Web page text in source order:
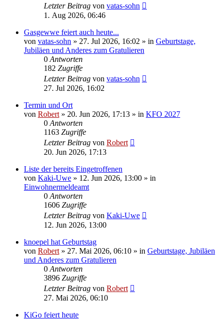
Letzter Beitrag von vatas-sohn
1. Aug 2026, 06:46
Gasgewwe feiert auch heute...
von vatas-sohn » 27. Jul 2026, 16:02 » in Geburtstage,
Jubiläen und Anderes zum Gratulieren
0 Antworten
182 Zugriffe
Letzter Beitrag von vatas-sohn
27. Jul 2026, 16:02
Termin und Ort
von Robert » 20. Jun 2026, 17:13 » in KFO 2027
0 Antworten
1163 Zugriffe
Letzter Beitrag von Robert
20. Jun 2026, 17:13
Liste der bereits Eingetroffenen
von Kaki-Uwe » 12. Jun 2026, 13:00 » in
Einwohnermeldeamt
0 Antworten
1606 Zugriffe
Letzter Beitrag von Kaki-Uwe
12. Jun 2026, 13:00
knoepel hat Geburtstag
von Robert » 27. Mai 2026, 06:10 » in Geburtstage, Jubiläen
und Anderes zum Gratulieren
0 Antworten
3896 Zugriffe
Letzter Beitrag von Robert
27. Mai 2026, 06:10
KiGo feiert heute